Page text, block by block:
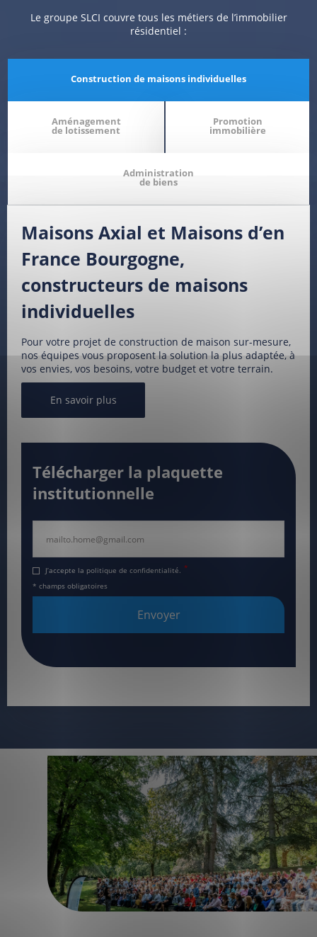
Le groupe SLCI couvre tous les métiers de l’immobilier
résidentiel :
Construction de maisons individuelles
Aménagement
de lotissement
Promotion
immobilière
Administration
de biens
Maisons Axial et Maisons d’en
France Bourgogne,
constructeurs de maisons
individuelles
Pour votre projet de construction de maison sur-mesure,
nos équipes vous proposent la solution la plus adaptée, à
vos envies, vos besoins, votre budget et votre terrain.
En savoir plus
Télécharger la plaquette
institutionnelle
Adresse
*
J’accepte la politique de confidentialité. *
* champs obligatoires